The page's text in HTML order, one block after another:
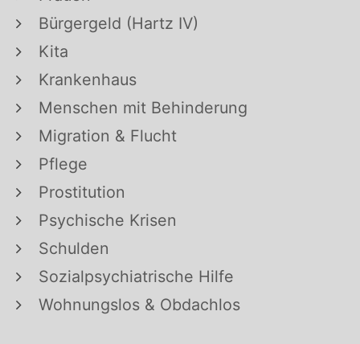
Bürgergeld (Hartz IV)
Kita
Krankenhaus
Menschen mit Behinderung
Migration & Flucht
Pflege
Prostitution
Psychische Krisen
Schulden
Sozialpsychiatrische Hilfe
Wohnungslos & Obdachlos